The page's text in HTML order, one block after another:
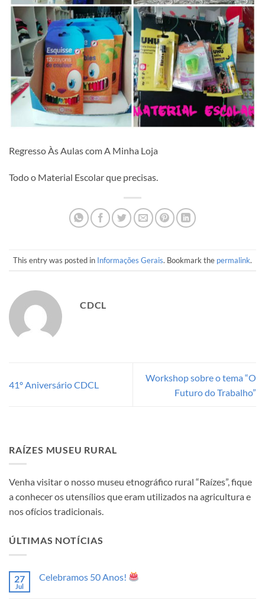
Regresso Às Aulas com A Minha Loja
Todo o Material Escolar que precisas.
This entry was posted in Informações Gerais. Bookmark the permalink.
CDCL
41º Aniversário CDCL
Workshop sobre o tema “O
Futuro do Trabalho”
RAÍZES MUSEU RURAL
Venha visitar o nosso museu etnográfico rural “Raízes”, fique
a conhecer os utensílios que eram utilizados na agricultura e
nos ofícios tradicionais.
ÚLTIMAS NOTÍCIAS
27
Jul
Celebramos 50 Anos!